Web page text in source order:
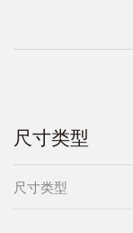
尺寸类型
尺寸类型